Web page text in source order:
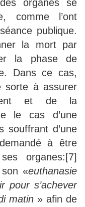
organes se
comme l’ont
publique.
la mort par
la phase de
Dans ce cas,
sorte à assurer
et de la
le cas d’une
souffrant d’une
à être
organes:[7]
«euthanasie
s’achever
matin » afin de